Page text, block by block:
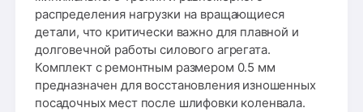
распределения нагрузки на вращающиеся
детали, что критически важно для плавной и
долговечной работы силового агрегата.
Комплект с ремонтным размером 0.5 мм
предназначен для восстановления изношенных
посадочных мест после шлифовки коленвала.